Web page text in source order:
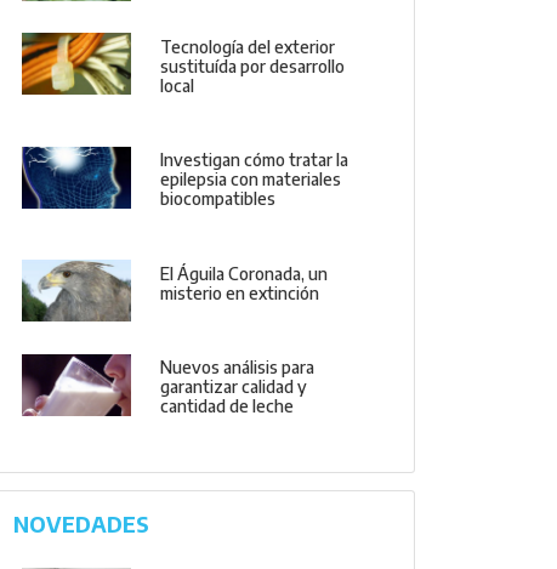
Tecnología del exterior
sustituída por desarrollo
local
Investigan cómo tratar la
epilepsia con materiales
biocompatibles
El Águila Coronada, un
misterio en extinción
Nuevos análisis para
garantizar calidad y
cantidad de leche
NOVEDADES